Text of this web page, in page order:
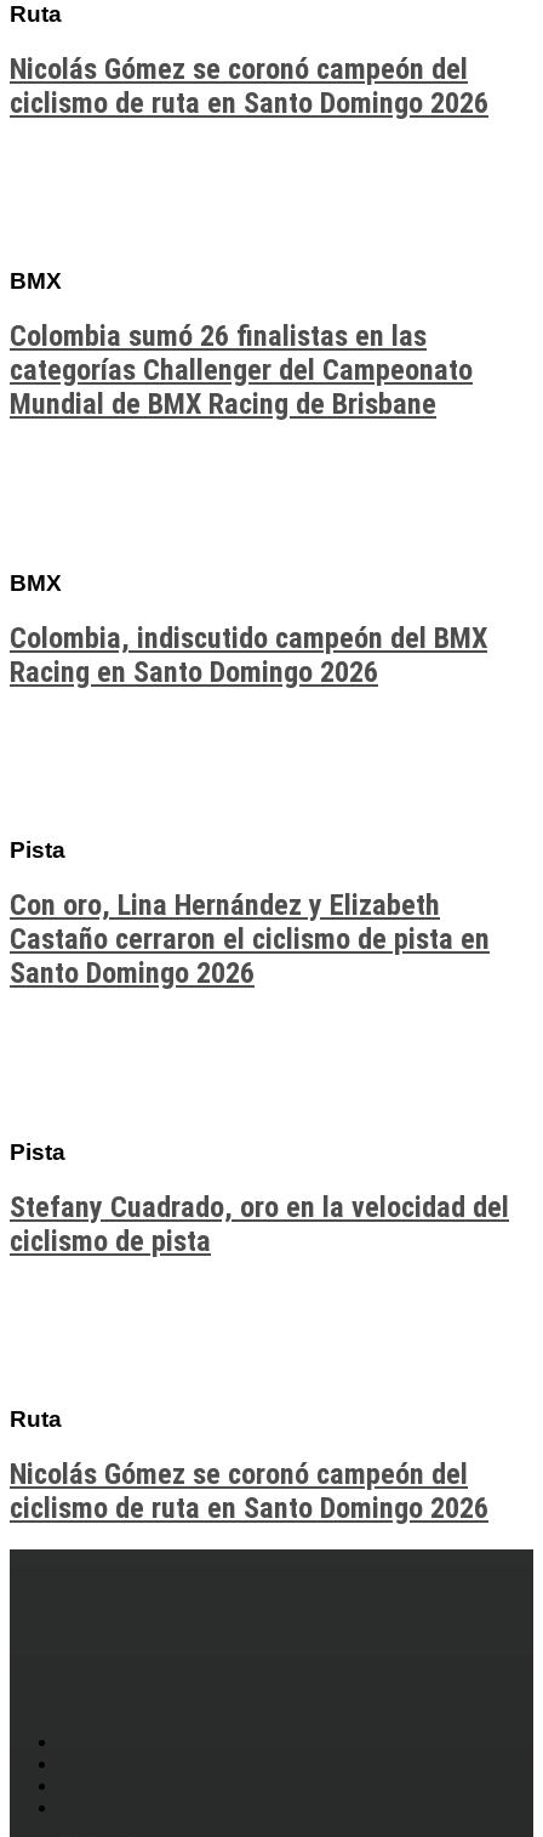
Ruta
Nicolás Gómez se coronó campeón del
ciclismo de ruta en Santo Domingo 2026
BMX
Colombia sumó 26 finalistas en las
categorías Challenger del Campeonato
Mundial de BMX Racing de Brisbane
BMX
Colombia, indiscutido campeón del BMX
Racing en Santo Domingo 2026
Pista
Con oro, Lina Hernández y Elizabeth
Castaño cerraron el ciclismo de pista en
Santo Domingo 2026
Pista
Stefany Cuadrado, oro en la velocidad del
ciclismo de pista
Ruta
Nicolás Gómez se coronó campeón del
ciclismo de ruta en Santo Domingo 2026